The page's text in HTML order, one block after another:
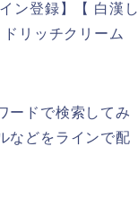
ン登録】【 白漢し
リッチクリーム
ードで検索してみ
などをラインで配